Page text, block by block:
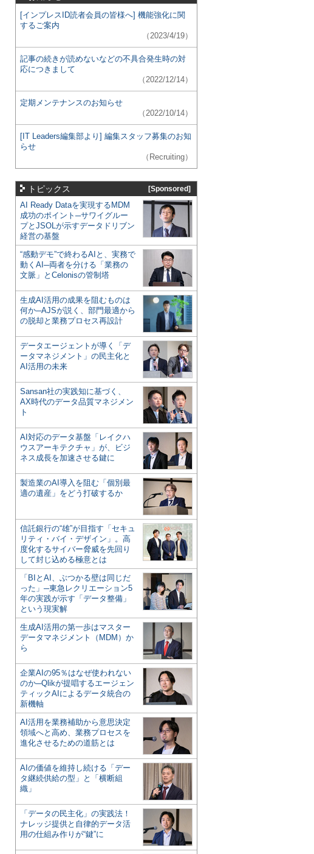
[インプレスID読者会員の皆様へ] 機能強化に関
するご案内
（2023/4/19）
記事の続きが読めないなどの不具合発生時の対
応につきまして
（2022/12/14）
定期メンテナンスのお知らせ
（2022/10/14）
[IT Leaders編集部より] 編集スタッフ募集のお知
らせ
（Recruiting）
トピックス [Sponsored]
AI Ready Dataを実現するMDM
成功のポイント─サワイグルー
プとJSOLが示すデータドリブン
経営の基盤
“感動デモ”で終わるAIと、実務で
動くAI─両者を分ける「業務の
文脈」とCelonisの管制塔
生成AI活用の成果を阻むものは
何か─AJSが説く、部門最適から
の脱却と業務プロセス再設計
データエージェントが導く「デ
ータマネジメント」の民主化と
AI活用の未来
Sansan社の実践知に基づく、
AX時代のデータ品質マネジメン
ト
AI対応のデータ基盤「レイクハ
ウスアーキテクチャ」が、ビジ
ネス成長を加速させる鍵に
製造業のAI導入を阻む「個別最
適の遺産」をどう打破するか
信託銀行の“雄”が目指す「セキュ
リティ・バイ・デザイン」。高
度化するサイバー脅威を先回り
して封じ込める極意とは
「BIとAI、ぶつかる壁は同じだ
った」─東急レクリエーション5
年の実践が示す「データ整備」
という現実解
生成AI活用の第一歩はマスター
データマネジメント（MDM）か
ら
企業AIの95％はなぜ使われない
のか─Qlikが提唱するエージェン
ティックAIによるデータ統合の
新機軸
AI活用を業務補助から意思決定
領域へと高め、業務プロセスを
進化させるための道筋とは
AIの価値を維持し続ける「デー
タ継続供給の型」と「横断組
織」
「データの民主化」の実践法！
ナレッジ提供と自律的データ活
用の仕組み作りが“鍵”に